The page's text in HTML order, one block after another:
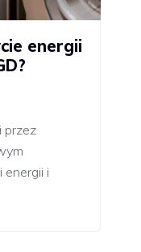
energii
przez
energii i